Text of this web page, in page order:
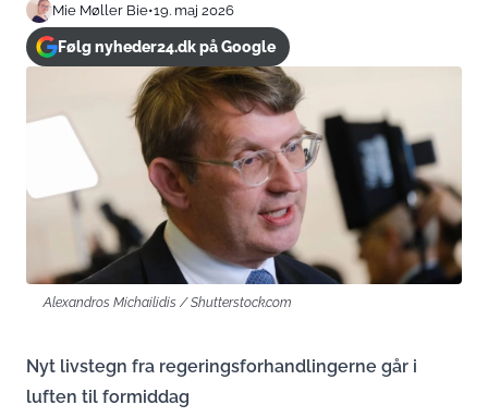
Mie Møller Bie•19. maj 2026
Følg nyheder24.dk på Google
Alexandros Michailidis / Shutterstock.com
Nyt livstegn fra regeringsforhandlingerne går i
luften til formiddag